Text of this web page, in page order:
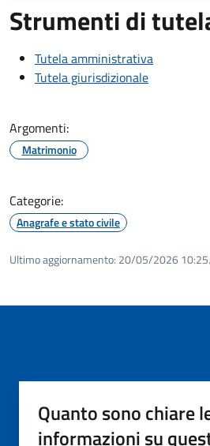
Strumenti di
Tutela amministrativa
Tutela giurisdizionale
Argomenti:
Matrimonio
Categorie:
Anagrafe e stato civile
Ultimo aggiornamento: 20/05/2026
Quanto sono chiare
informazioni su